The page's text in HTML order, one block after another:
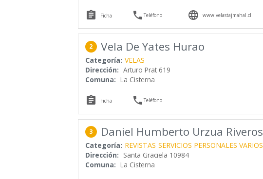
 Ficha Teléfono  www.velastajmahal.cl
2 Vela De Yates Hurao
Categoría: VELAS
Dirección: Arturo Prat 619
Comuna: La Cisterna
 Ficha Teléfono
3 Daniel Humberto Urzua Riveros
Categoría: REVISTAS SERVICIOS PERSONALES VARIOS
Dirección: Santa Graciela 10984
Comuna: La Cisterna